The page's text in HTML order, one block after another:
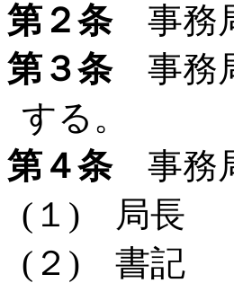
第２条事務
第３条事務局
する。
第４条事務
(１) 局長
(２) 書記